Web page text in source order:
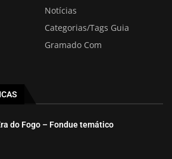
Notícias
Categorias/Tags Guia
Gramado Com
do Fogo – Fondue temático